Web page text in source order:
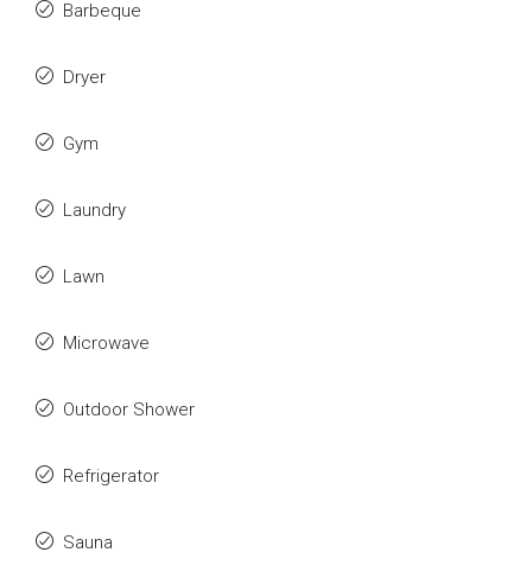
Barbeque
Dryer
Gym
Laundry
Lawn
Microwave
Outdoor Shower
Refrigerator
Sauna